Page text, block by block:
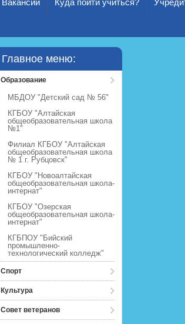
Вакансии Куда пойти учиться?
Главное меню:
Образование
МБДОУ "Детский сад № 56"
КГБОУ "Алтайская
общеобразовательная школа
№1"
Филиал КГБОУ "Алтайская
общеобразовательная школа
№ 1 г. Рубцовск"
КГБОУ "Новоалтайская
общеобразовательная школа-
интернат"
КГБОУ "Озерская
общеобразовательная школа-
интернат"
КГБПОУ "Бийский
промышленно-
технологический колледж"
Спорт
Культура
Совет ветеранов